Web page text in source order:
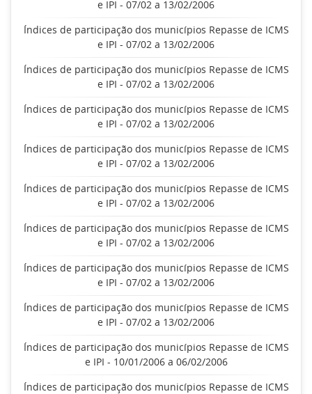
e IPI - 07/02 a 13/02/2006
Índices de participação dos municípios Repasse de ICMS
e IPI - 07/02 a 13/02/2006
Índices de participação dos municípios Repasse de ICMS
e IPI - 07/02 a 13/02/2006
Índices de participação dos municípios Repasse de ICMS
e IPI - 07/02 a 13/02/2006
Índices de participação dos municípios Repasse de ICMS
e IPI - 07/02 a 13/02/2006
Índices de participação dos municípios Repasse de ICMS
e IPI - 07/02 a 13/02/2006
Índices de participação dos municípios Repasse de ICMS
e IPI - 07/02 a 13/02/2006
Índices de participação dos municípios Repasse de ICMS
e IPI - 07/02 a 13/02/2006
Índices de participação dos municípios Repasse de ICMS
e IPI - 07/02 a 13/02/2006
Índices de participação dos municípios Repasse de ICMS
e IPI - 10/01/2006 a 06/02/2006
Índices de participação dos municípios Repasse de ICMS